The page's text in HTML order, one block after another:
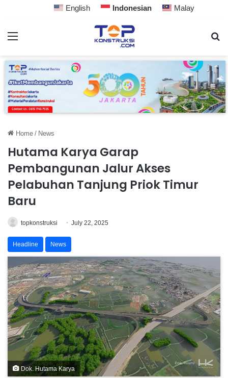
English Indonesian Malay
Home / News
Hutama Karya Garap
Pembangunan Jalur Akses
Pelabuhan Tanjung Priok Timur
Baru
topkonstruksi July 22, 2025
Headline News
Dok. Hutama Karya